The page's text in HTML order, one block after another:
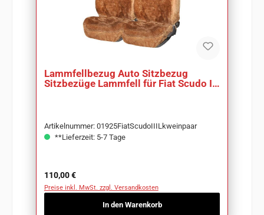
Lammfellbezug Auto Sitzbezug
Sitzbezüge Lammfell für Fiat Scudo III
Artikelnummer: 01925FiatScudoIIILkweinpaar
**Lieferzeit: 5-7 Tage
Regulärer Preis:
110,00 €
Preise inkl. MwSt. zzgl. Versandkosten
In den Warenkorb